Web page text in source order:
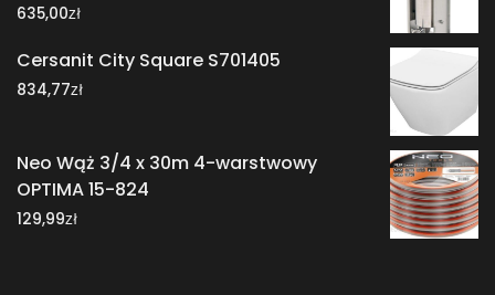
635,00zł
Cersanit City Square S701405
834,77zł
Neo Wąż 3/4 x 30m 4-warstwowy
OPTIMA 15-824
129,99zł